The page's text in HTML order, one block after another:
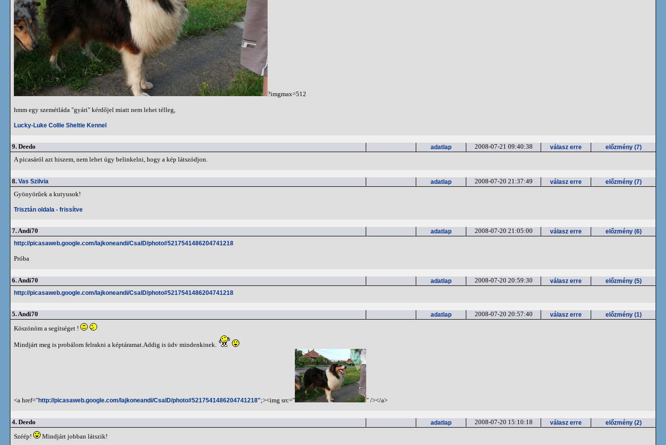
?imgmax=512
hmm egy szemétláda "gyári" kérdőjel miatt nem lehet télleg,
Lucky-Luke Collie Sheltie Kennel
9. Deedo adatlap 2008-07-21 09:40:38 válasz erre előzmény (7)
A picasáról azt hiszem, nem lehet úgy belinkelni, hogy a kép látszódjon.
8. Vas Szilvia adatlap 2008-07-20 21:37:49 válasz erre előzmény (7)
Gyönyörűek a kutyusok!
Trisztán oldala - frissítve
7.Andi70 adatlap 2008-07-20 21:05:00 válasz erre
előzmény (6)
http://picasaweb.google.com/lajkoneandi/CsalD/photo#5217541486204741218
Próba
6.Andi70 adatlap 2008-07-20 20:59:30 válasz erre
előzmény (5)
http://picasaweb.google.com/lajkoneandi/CsalD/photo#5217541486204741218
5.Andi70 adatlap 2008-07-20 20:57:40 válasz erre előzmény (1)
Köszönöm a segítséget !
Mindjárt meg is probálom felrakni a képtáramat.Addig is üdv mindenkinek.
<a href="http://picasaweb.google.com/lajkoneandi/CsalD/photo#5217541486204741218";><img src=" " /></a>
4. Deedo adatlap 2008-07-20 15:10:18 válasz erre előzmény (2)
Széép! Mindjárt jobban látszik!